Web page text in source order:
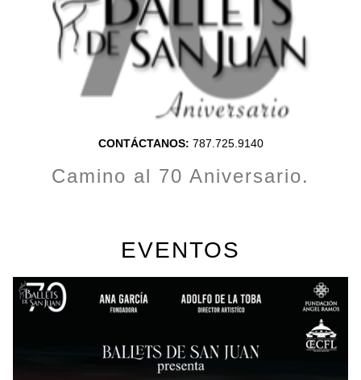
CONTÁCTANOS: 787.725.9140
Camino al 70 Aniversario.
EVENTOS